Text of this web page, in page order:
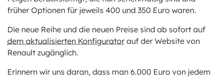
früher Optionen für jeweils 400 und 350 Euro waren.
Die neue Reihe und die neuen Preise sind ab sofort auf
dem aktualisierten Konfigurator auf der Website von
Renault zugänglich.
Erinnern wir uns daran, dass man 6.000 Euro von jedem